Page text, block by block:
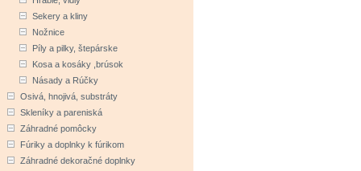
Sekery a kliny
Nožnice
Píly a pilky, štepárske
Kosa a kosáky ,brúsok
Násady a Rúčky
Osivá, hnojivá, substráty
Skleníky a pareniská
Záhradné pomôcky
Fúriky a doplnky k fúrikom
Záhradné dekoračné doplnky